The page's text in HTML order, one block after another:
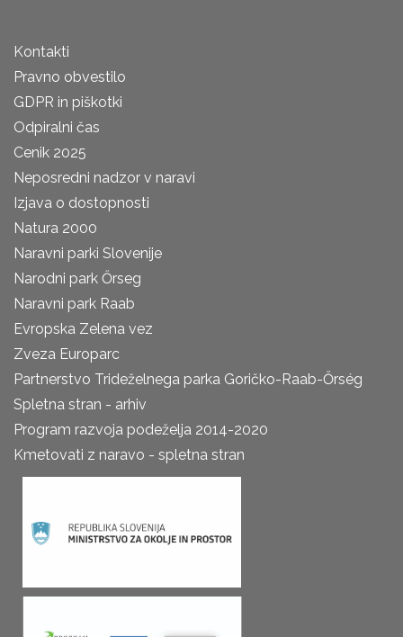
Kontakti
Pravno obvestilo
GDPR in piškotki
Odpiralni čas
Cenik 2025
Neposredni nadzor v naravi
Izjava o dostopnosti
Natura 2000
Naravni parki Slovenije
Narodni park Őrseg
Naravni park Raab
Evropska Zelena vez
Zveza Europarc
Partnerstvo Trideželnega parka Goričko-Raab-Őrség
Spletna stran - arhiv
Program razvoja podeželja 2014-2020
Kmetovati z naravo - spletna stran